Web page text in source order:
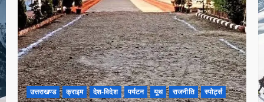
उत्तराखण्ड क्राइम देश-विदेश पर्यटन यूथ राजनीति स्पोर्ट्स